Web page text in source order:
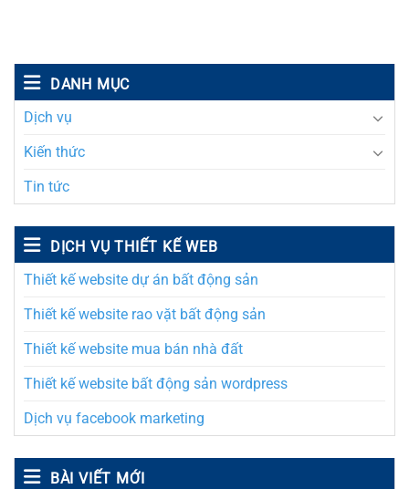
DANH MỤC
Dịch vụ
Kiến thức
Tin tức
DỊCH VỤ THIẾT KẾ WEB
Thiết kế website dự án bất động sản
Thiết kế website rao vặt bất động sản
Thiết kế website mua bán nhà đất
Thiết kế website bất động sản wordpress
Dịch vụ facebook marketing
BÀI VIẾT MỚI